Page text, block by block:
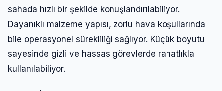
sahada hızlı bir şekilde konuşlandırılabiliyor.
Dayanıklı malzeme yapısı, zorlu hava koşullarında
bile operasyonel sürekliliği sağlıyor. Küçük boyutu
sayesinde gizli ve hassas görevlerde rahatlıkla
kullanılabiliyor.